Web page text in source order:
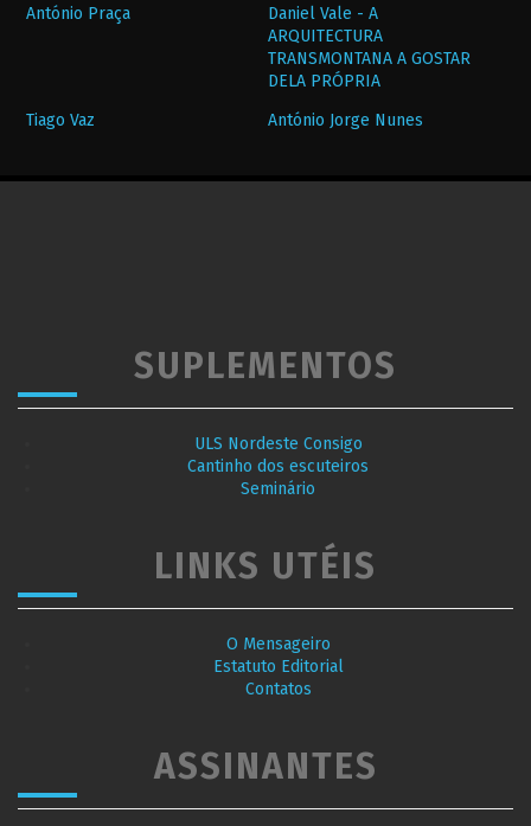
António Praça
Daniel Vale - A
ARQUITECTURA
TRANSMONTANA A GOSTAR
DELA PRÓPRIA
Tiago Vaz
António Jorge Nunes
SUPLEMENTOS
ULS Nordeste Consigo
Cantinho dos escuteiros
Seminário
LINKS UTÉIS
O Mensageiro
Estatuto Editorial
Contatos
ASSINANTES